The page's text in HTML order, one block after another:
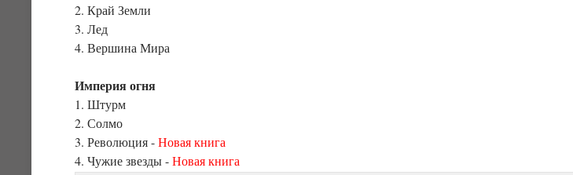
2. Край Земли
3. Лед
4. Вершина Мира
Империя огня
1. Штурм
2. Солмо
3. Революция -Новая книга
4. Чужие звезды -Новая книга